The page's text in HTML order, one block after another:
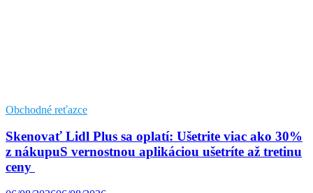
Obchodné reťazce
Skenovať Lidl Plus sa oplatí: Ušetrite viac ako 30%
z nákupuS vernostnou aplikáciou ušetríte až tretinu
ceny